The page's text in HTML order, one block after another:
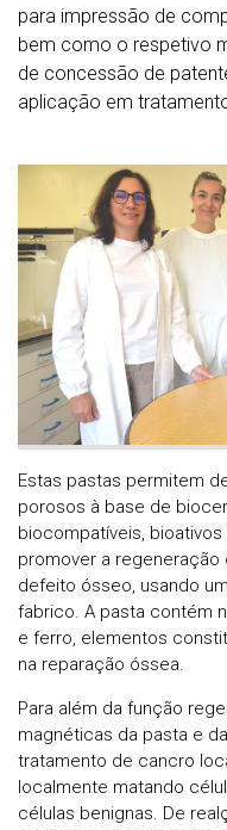
para impressão de
bem como o respetivo
de concessão de
aplicação em
Estas pastas permitem
porosos à base de
biocompatíveis,
promover a
defeito ósseo, usando
fabrico. A pasta contém
e ferro, elementos
na reparação óssea.
Para além da função
magnéticas da pasta e
tratamento de cancro
localmente matando
células benignas. De